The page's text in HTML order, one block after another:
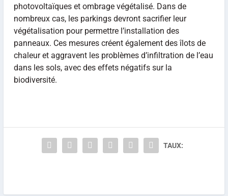
photovoltaïques et ombrage végétalisé. Dans de
nombreux cas, les parkings devront sacrifier leur
végétalisation pour permettre l’installation des
panneaux. Ces mesures créent également des îlots de
chaleur et aggravent les problèmes d’infiltration de l’eau
dans les sols, avec des effets négatifs sur la
biodiversité.
TAUX: